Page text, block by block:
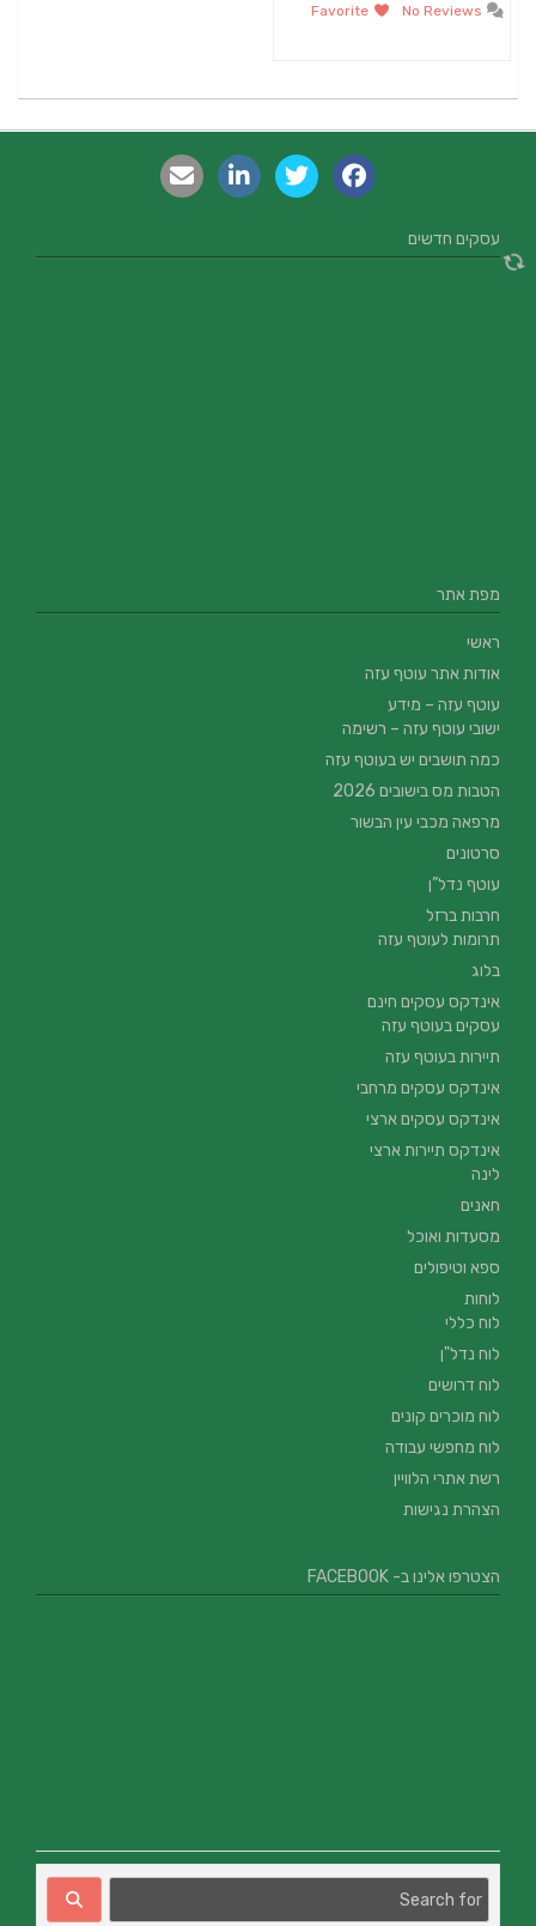
No Reviews
Favorite
עסקים חדשים
מפת אתר
ראשי
אודות אתר עוטף עזה
עוטף עזה – מידע
ישובי עוטף עזה – רשימה
כמה תושבים יש בעוטף עזה
הטבות מס בישובים 2026
מרפאה מכבי עין הבשור
סרטונים
עוטף נדל”ן
חרבות ברזל
תרומות לעוטף עזה
בלוג
אינדקס עסקים חינם
עסקים בעוטף עזה
תיירות בעוטף עזה
אינדקס עסקים מרחבי
אינדקס עסקים ארצי
אינדקס תיירות ארצי
לינה
חאנים
מסעדות ואוכל
ספא וטיפולים
לוחות
לוח כללי
לוח נדל"ן
לוח דרושים
לוח מוכרים קונים
לוח מחפשי עבודה
רשת אתרי הלוויין
הצהרת נגישות
הצטרפו אלינו ב- FACEBOOK